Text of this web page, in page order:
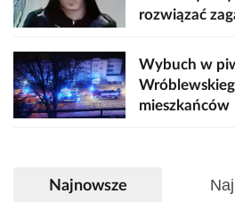
rozwiązać
Wybuch w
mieszkańców
Najnowsze